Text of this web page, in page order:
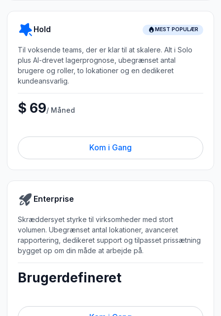
Hold MEST POPULÆR
Til voksende teams, der er klar til at skalere. Alt i Solo
plus AI-drevet lagerprognose, ubegrænset antal
brugere og roller, to lokationer og en dedikeret
kundeansvarlig.
$ 69/ Måned
Kom i Gang
Enterprise
Skræddersyet styrke til virksomheder med stort
volumen. Ubegrænset antal lokationer, avanceret
rapportering, dedikeret support og tilpasset prissætning
bygget op om din måde at arbejde på.
Brugerdefineret